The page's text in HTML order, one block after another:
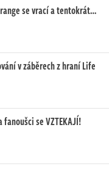
se vrací a tentokrát…
v záběrech z hraní Life
se VZTEKAJÍ!